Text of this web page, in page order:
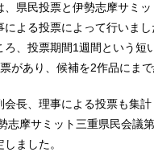
、県民投票と伊勢志摩サミ
による投票によって行いま
ろ、投票期間1週間という短
があり、候補を2作品にまで
会長、理事による投票も集
志摩サミット三重県民会議
ました。